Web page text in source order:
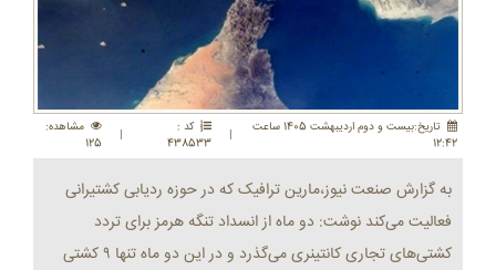
تاريخ:بيست و دوم ارديبهشت 1405 ساعت
12:42
|
کد :
438533
|
مشاهده:
125
به گزارش صنعت نیوز،مارین ترافیک که در حوزه ردیابی کشتیرانی
فعالیت می‌کند نوشت: دو ماه از انسداد تنگه هرمز برای تردد
کشتی‌های تجاری کانتینری می‌گذرد و در این دو ماه تنها ۹ کشتی